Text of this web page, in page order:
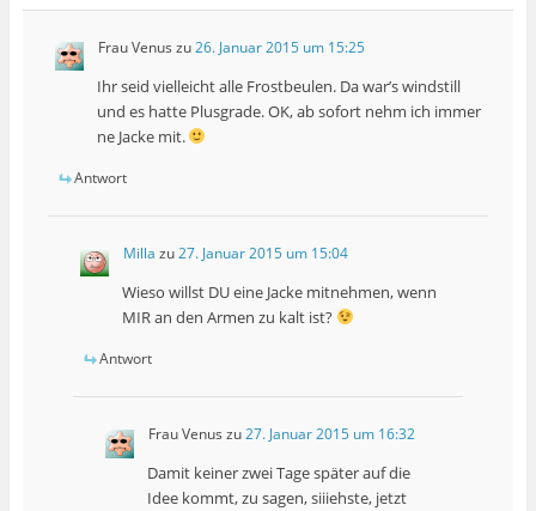
Frau Venus zu26. Januar 2015 um 15:25
Ihr seid vielleicht alle Frostbeulen. Da war’s windstill
und es hatte Plusgrade. OK, ab sofort nehm ich immer
ne Jacke mit.
Antwort
Milla zu27. Januar 2015 um 15:04
Wieso willst DU eine Jacke mitnehmen, wenn
MIR an den Armen zu kalt ist?
Antwort
Frau Venus zu27. Januar 2015 um 16:32
Damit keiner zwei Tage später auf die
Idee kommt, zu sagen, siiiehste, jetzt